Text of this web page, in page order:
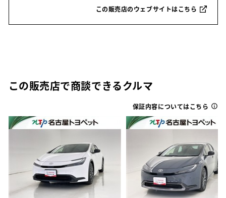
この販売店のウェブサイトはこちら
この販売店で商談できるクルマ
保証内容についてはこちら